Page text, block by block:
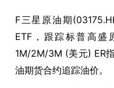
F三星原油期
ETF，跟踪标普高盛
1M/2M/3M (美元) ER
油期货合约追踪油价。